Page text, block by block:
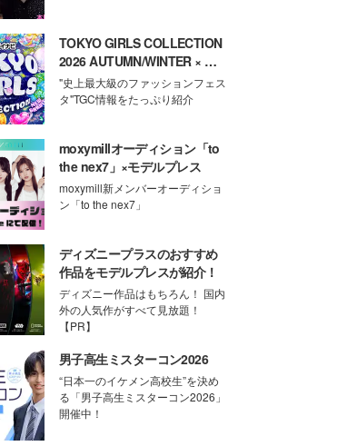
TOKYO GIRLS COLLECTION
2026 AUTUMN/WINTER × モ
デルプレス
"史上最大級のファッションフェス
タ"TGC情報をたっぷり紹介
moxymillオーディション「to
the nex7」×モデルプレス
moxymill新メンバーオーディショ
ン「to the nex7」
ディズニープラスのおすすめ
作品をモデルプレスが紹介！
ディズニー作品はもちろん！ 国内
外の人気作がすべて見放題！
【PR】
男子高生ミスターコン2026
“日本一のイケメン高校生”を決め
る「男子高生ミスターコン2026」
開催中！